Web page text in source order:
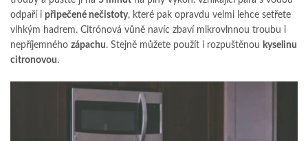
odpaří i připečené nečistoty, které pak opravdu velmi lehce setřete
vlhkým hadrem. Citrónová vůně navíc zbaví mikrovlnnou troubu i
nepříjemného zápachu. Stejně můžete použít i rozpuštěnou kyselinu
citronovou.